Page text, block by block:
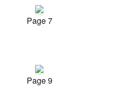
Page 7
Page 9